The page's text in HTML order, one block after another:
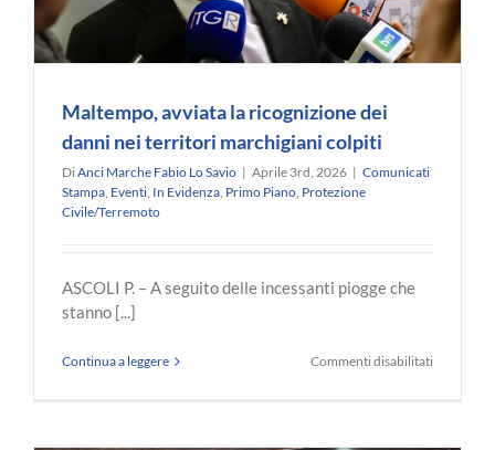
12,30
Maltempo, avviata la ricognizione dei
danni nei territori marchigiani colpiti
DiAnci Marche Fabio Lo Savio | Aprile 3rd, 2026 | Comunicati
Stampa, Eventi, In Evidenza, Primo Piano, Protezione
Civile/Terremoto
ASCOLI P. – A seguito delle incessanti piogge che
stanno [...]
Continua a leggere Commenti disabilitatisu